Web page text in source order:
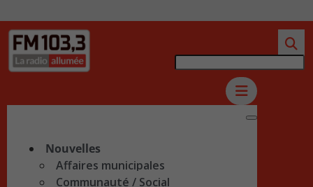
Nouvelles
Affaires municipales
Communauté / Social